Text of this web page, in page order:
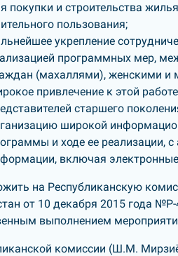
покупки и строительства
пользования;
укрепление
программных мер,
(махаллями), женскими и
привлечение к этой
старшего
широкой
и ходе ее реализации,
включая электронные
на Республиканскую
от 10 декабря 2015 года
выполнением
комиссии (Ш.М.